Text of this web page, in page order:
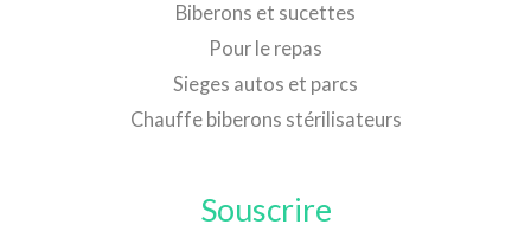
Biberons et sucettes
Pour le repas
Sieges autos et parcs
Chauffe biberons stérilisateurs
Souscrire